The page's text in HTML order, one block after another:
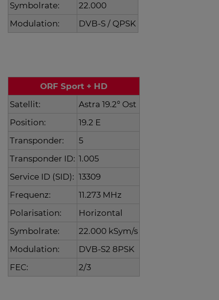
Symbolrate:
22.000
Modulation:
DVB-S / QPSK
ORF Sport + HD
Satellit:
Astra 19.2° Ost
Position:
19.2 E
Transponder:
5
Transponder ID: 1.005
Service ID (SID): 13309
Frequenz:
11.273 MHz
Polarisation:
Horizontal
Symbolrate:
22.000 kSym/s
Modulation:
DVB-S2 8PSK
FEC:
2/3